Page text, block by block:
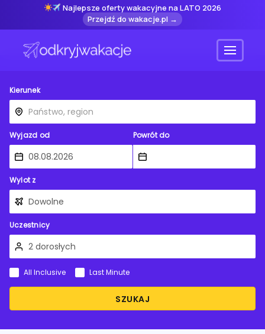
Najlepsze oferty wakacyjne na LATO 2026
Przejdź do wakacje.pl →
Menu
Kierunek
Wyjazd od Powrót do
Wylot z
Uczestnicy
SZUKAJ
All Inclusive Last Minute